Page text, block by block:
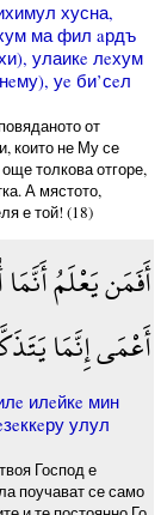
хусна,
ма фил aрдъ
улаикe лeхум
уe би’сeл
от
които не Му се
толкова отгоре,
А мястото,
е той! (18)
أَفَمَن يَعْلَمُ
أَعْمَى إِنَّمَا
илeйкe мин
улул
Господ е
поучават се само